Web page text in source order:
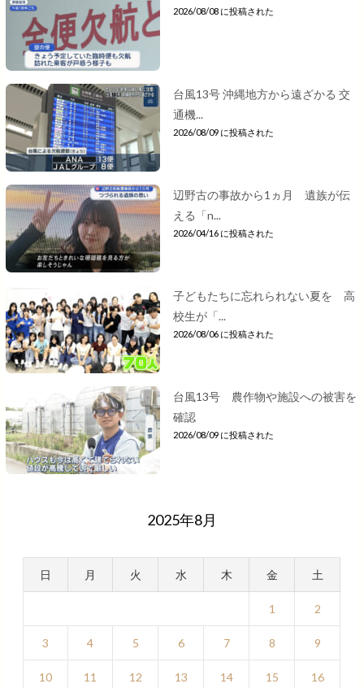
2026/08/08 に投稿された
台風13号 沖縄地方から遠ざかる 交
通機...
2026/08/09 に投稿された
辺野古の事故から1ヵ月 遺族が伝
える「n...
2026/04/16 に投稿された
子どもたちに忘れられない夏を 高
校生が「...
2026/08/06 に投稿された
台風13号 農作物や施設への被害を
確認
2026/08/09 に投稿された
2025年8月
日 月 火 水 木 金 土
1 2
3 4 5 6 7 8 9
10 11 12 13 14 15 16